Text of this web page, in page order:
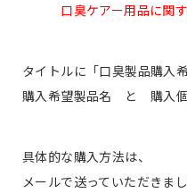
口臭ケアー用品に関
タイトルに「口臭製品購入
購入希望製品名 と 購入個
具体的な購入方法は、
メールで送っていただきま